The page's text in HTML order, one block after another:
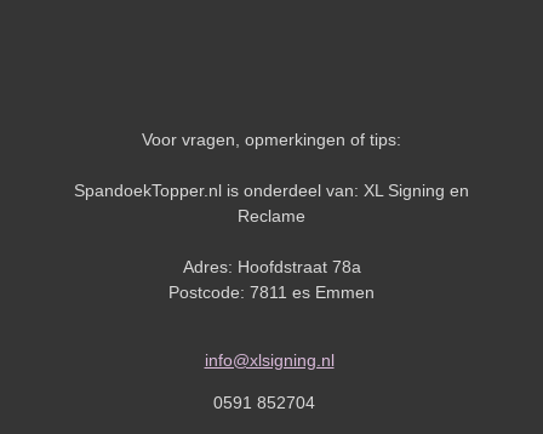
Voor vragen, opmerkingen of tips:
SpandoekTopper.nl is onderdeel van: XL Signing en
Reclame
Adres: Hoofdstraat 78a
Postcode: 7811 es Emmen
info@xlsigning.nl
0591 852704